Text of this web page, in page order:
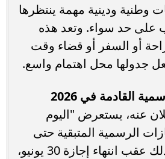
وطنية ودينية مهمة ينتظرها
على حد سواء. وتعد هذه
أو السفر أو قضاء وقت
جدولها محل اهتمام واسع.
القادمة في 2026
عنه، يستعرض "اليوم
الرسمية المتبقية حتى
نهاية عام 2026، وذلك عقب انتهاء إجازة 30 يونيو،